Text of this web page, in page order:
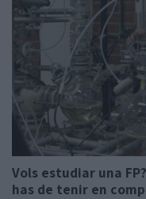
Vols estudiar una
has de tenir en